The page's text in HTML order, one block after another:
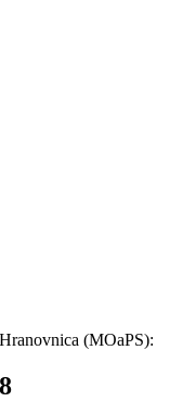
(MOaPS):